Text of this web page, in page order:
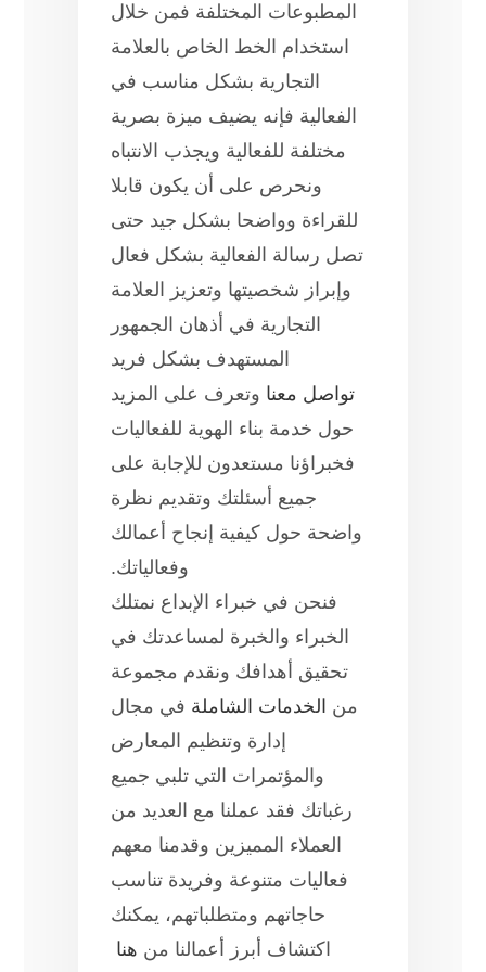
المطبوعات المختلفة فمن خلال
استخدام الخط الخاص بالعلامة
التجارية بشكل مناسب في
الفعالية فإنه يضيف ميزة بصرية
مختلفة للفعالية ويجذب الانتباه
ونحرص على أن يكون قابلا
للقراءة وواضحا بشكل جيد حتى
تصل رسالة الفعالية بشكل فعال
وإبراز شخصيتها وتعزيز العلامة
التجارية في أذهان الجمهور
المستهدف بشكل فريد
تواصل معنا وتعرف على المزيد
حول خدمة بناء الهوية للفعاليات
فخبراؤنا مستعدون للإجابة على
جميع أسئلتك وتقديم نظرة
واضحة حول كيفية إنجاح أعمالك
وفعالياتك.
فنحن في خبراء الإبداع نمتلك
الخبراء والخبرة لمساعدتك في
تحقيق أهدافك ونقدم مجموعة
من الخدمات الشاملة في مجال
إدارة وتنظيم المعارض
والمؤتمرات التي تلبي جميع
رغباتك فقد عملنا مع العديد من
العملاء المميزين وقدمنا معهم
فعاليات متنوعة وفريدة تناسب
حاجاتهم ومتطلباتهم، يمكنك
اكتشاف أبرز أعمالنا من هنا